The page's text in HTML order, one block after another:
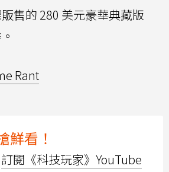
售的 280 美元豪華典藏版
Rant
鮮看！
訂閱《科技玩家》YouTube